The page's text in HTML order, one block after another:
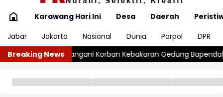
Karawang Hari Ini Desa Daerah
Jabar
Jakarta Nasional Dunia Parpol
DPR
Breaking News
Bapenda Tiga Gudang Miras Digerebek, Polisi